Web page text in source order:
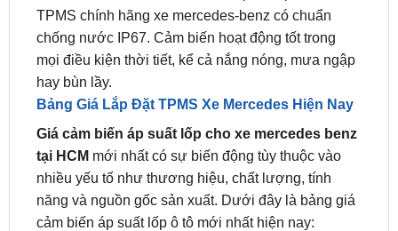
mọi điều kiện thời tiết, kể cả nắng nóng, mưa ngập
hay bùn lầy.
Bảng Giá Lắp Đặt TPMS Xe Mercedes Hiện Nay
Giá cảm biến áp suất lốp cho xe mercedes benz
tại HCMmới nhất có sự biến động tùy thuộc vào
nhiều yếu tố như thương hiệu, chất lượng, tính
năng và nguồn gốc sản xuất. Dưới đây là bảng giá
cảm biến áp suất lốp ô tô mới nhất hiện nay:
Thương hiệu Giá